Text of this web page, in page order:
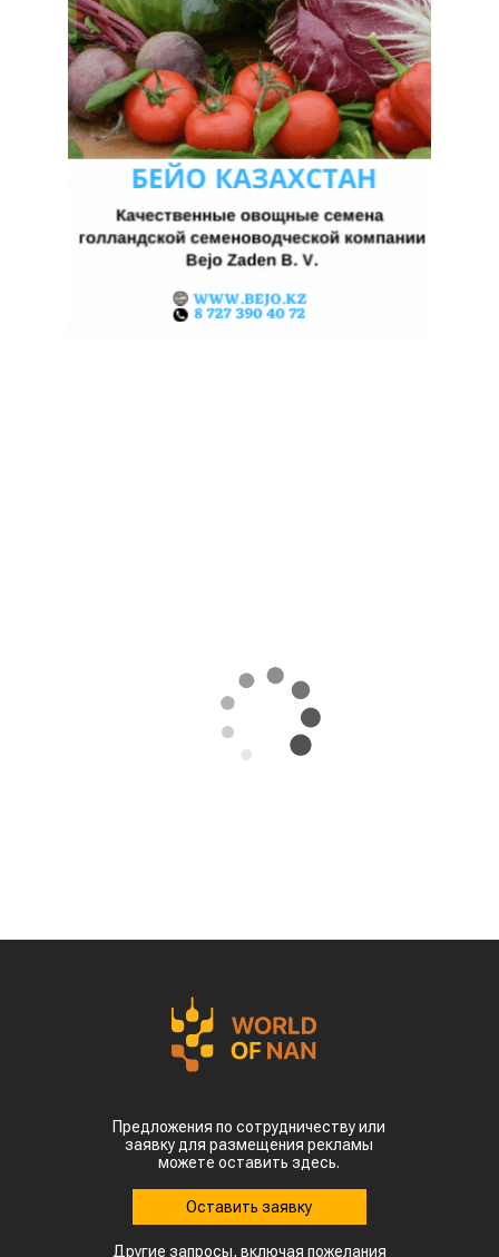
Поделиться
Казахстан может освоить производство
министра Олжаса Бектенова с основателем
гонконгской компании Full Vision Capital
доктором Питером Ли.
устойчивого авиационного топлива. Для этого
планируется использовать
сельскохозяйственное сырье, которое будет
выращиваться и перерабатываться внутри